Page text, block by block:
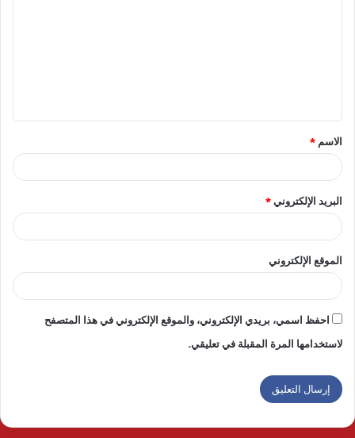
ق
*
الاسم *
البريد الإلكتروني*
الموقع الإلكتروني
احفظ اسمي، بريدي الإلكتروني، والموقع الإلكتروني في هذا المتصفح
لاستخدامها المرة المقبلة في تعليقي.